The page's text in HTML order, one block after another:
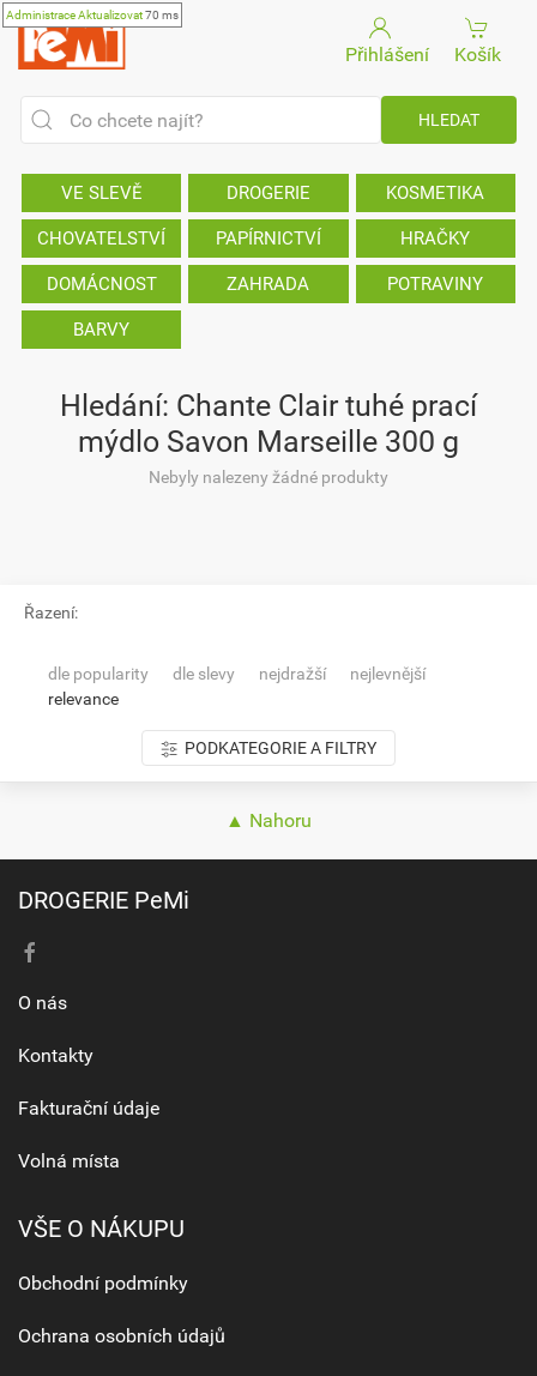
AdministraceAktualizovat70 ms
Přihlášení Košík
VE SLEVĚ DROGERIE KOSMETIKA
CHOVATELSTVÍ PAPÍRNICTVÍ HRAČKY
DOMÁCNOST ZAHRADA POTRAVINY
BARVY
Hledání: Chante Clair tuhé prací
mýdlo Savon Marseille 300 g
Nebyly nalezeny žádné produkty
Řazení:
dle popularity dle slevy nejdražší
nejlevnější
relevance
PODKATEGORIE A FILTRY
▲ Nahoru
DROGERIE PeMi
O nás
Kontakty
Fakturační údaje
Volná místa
VŠE O NÁKUPU
Obchodní podmínky
Ochrana osobních údajů